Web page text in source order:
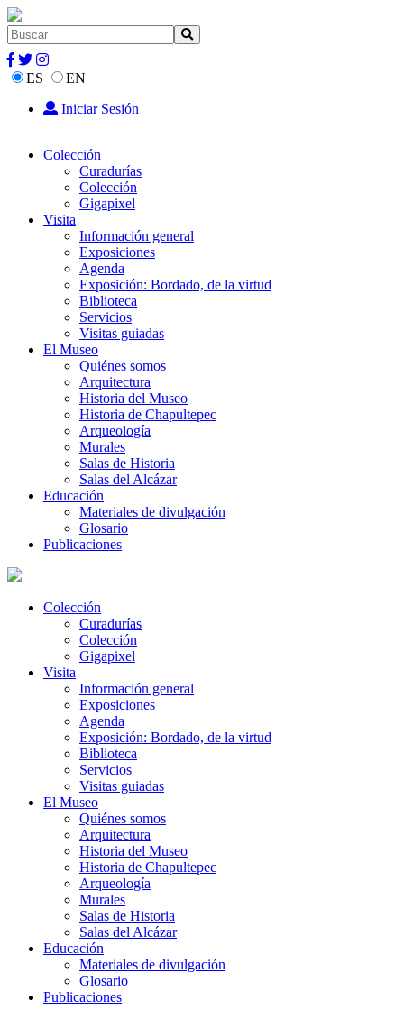
ES
EN
Iniciar Sesión
Colección
Curadurías
Colección
Gigapixel
Visita
Información general
Exposiciones
Agenda
Exposición: Bordado, de la virtud
Biblioteca
Servicios
Visitas guiadas
El Museo
Quiénes somos
Arquitectura
Historia del Museo
Historia de Chapultepec
Arqueología
Murales
Salas de Historia
Salas del Alcázar
Educación
Materiales de divulgación
Glosario
Publicaciones
Colección
Curadurías
Colección
Gigapixel
Visita
Información general
Exposiciones
Agenda
Exposición: Bordado, de la virtud
Biblioteca
Servicios
Visitas guiadas
El Museo
Quiénes somos
Arquitectura
Historia del Museo
Historia de Chapultepec
Arqueología
Murales
Salas de Historia
Salas del Alcázar
Educación
Materiales de divulgación
Glosario
Publicaciones